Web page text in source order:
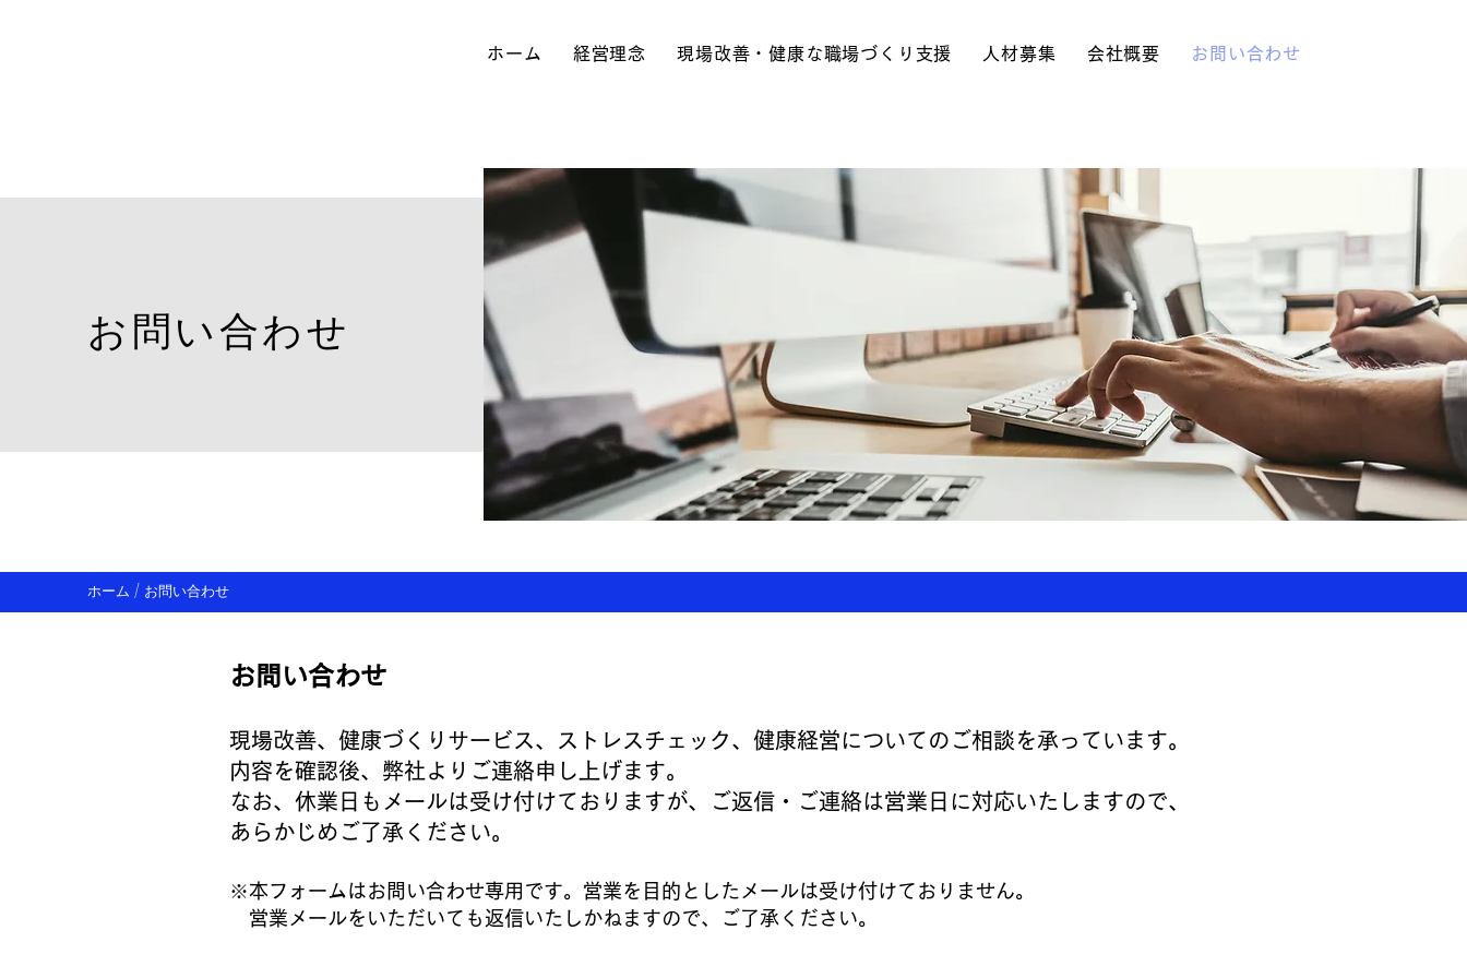
ホーム 経営理念 現場改善・健康な職場づくり支援 人材募集 会社概要 お問い合わせ
お問い合わせ
​ホーム / お問い合わせ
お問い合わせ
現場改善、健康づくりサービス、ストレスチェック、健康経営についてのご相談を承っています。
内容を確認後、弊社よりご連絡申し上げます。
なお、休業日もメールは受け付けておりますが、ご返信・ご連絡は営業日に対応いたしますので、
あらかじめご了承ください。
※本フォームはお問い合わせ専用です。営業を目的としたメールは受け付けておりません。
営業メールをいただいても返信いたしかねますので、ご了承ください。